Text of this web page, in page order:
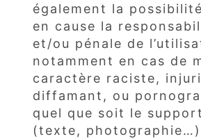
également la
en cause la
et/ou pénale de
notamment en cas de
caractère raciste,
diffamant, ou
quel que soit le
(texte,